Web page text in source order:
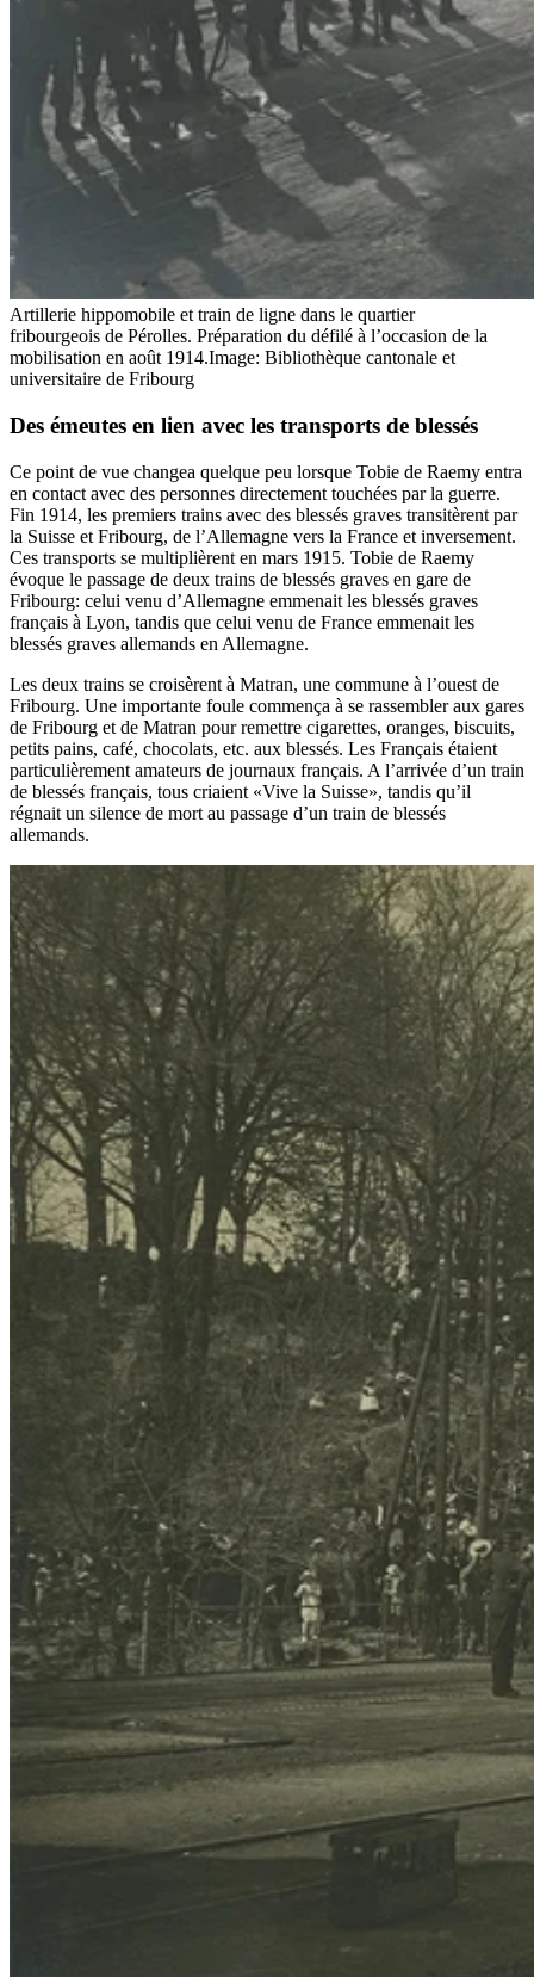
Artillerie hippomobile et train de ligne dans le quartier
fribourgeois de Pérolles. Préparation du défilé à l’occasion de la
mobilisation en août 1914.Image: Bibliothèque cantonale et
universitaire de Fribourg
Des émeutes en lien avec les transports de blessés
Ce point de vue changea quelque peu lorsque Tobie de Raemy entra
en contact avec des personnes directement touchées par la guerre.
Fin 1914, les premiers trains avec des blessés graves transitèrent par
la Suisse et Fribourg, de l’Allemagne vers la France et inversement.
Ces transports se multiplièrent en mars 1915. Tobie de Raemy
évoque le passage de deux trains de blessés graves en gare de
Fribourg: celui venu d’Allemagne emmenait les blessés graves
français à Lyon, tandis que celui venu de France emmenait les
blessés graves allemands en Allemagne.
Les deux trains se croisèrent à Matran, une commune à l’ouest de
Fribourg. Une importante foule commença à se rassembler aux gares
de Fribourg et de Matran pour remettre cigarettes, oranges, biscuits,
petits pains, café, chocolats, etc. aux blessés. Les Français étaient
particulièrement amateurs de journaux français. A l’arrivée d’un train
de blessés français, tous criaient «Vive la Suisse», tandis qu’il
régnait un silence de mort au passage d’un train de blessés
allemands.